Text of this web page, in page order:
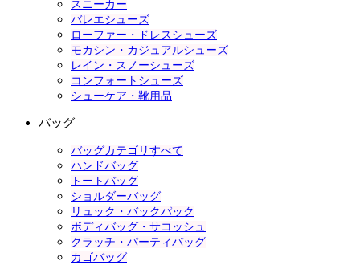
スニーカー
バレエシューズ
ローファー・ドレスシューズ
モカシン・カジュアルシューズ
レイン・スノーシューズ
コンフォートシューズ
シューケア・靴用品
バッグ
バッグカテゴリすべて
ハンドバッグ
トートバッグ
ショルダーバッグ
リュック・バックパック
ボディバッグ・サコッシュ
クラッチ・パーティバッグ
カゴバッグ